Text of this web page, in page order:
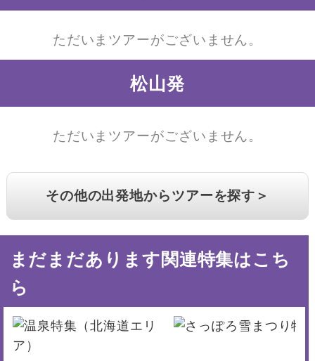
ただいまツアーがございません。
松山発
ただいまツアーがございません。
その他の出発地からツアーを探す＞
まだまだあります関連特集はこち
ら